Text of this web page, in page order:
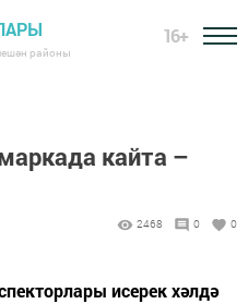
районы
16+
кайта –
2468 0 0
исерек хәлдә